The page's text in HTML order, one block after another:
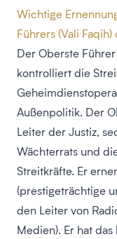
Wichtige
Führers (Vali Faqih)
Der Oberste
kontrolliert die
Außenpolitik. Der
Leiter der Justiz,
Wächterrats und
Streitkräfte. Er
(prestigeträchtige
den Leiter von
Medien). Er hat